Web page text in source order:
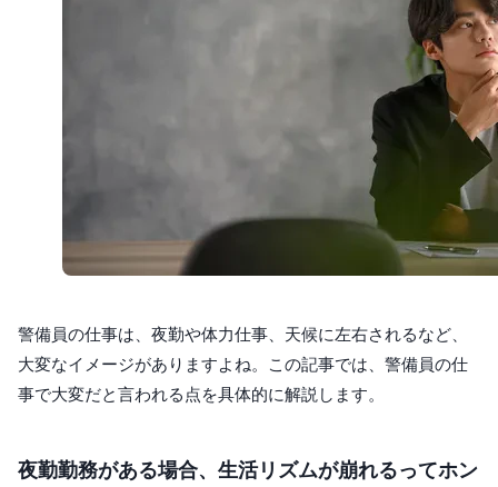
警備員の仕事は、夜勤や体力仕事、天候に左右されるなど、
大変なイメージがありますよね。この記事では、警備員の仕
事で大変だと言われる点を具体的に解説します。
夜勤勤務がある場合、生活リズムが崩れるってホン